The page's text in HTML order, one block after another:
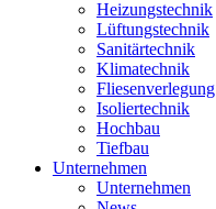
Heizungstechnik
Lüftungstechnik
Sanitärtechnik
Klimatechnik
Fliesenverlegung
Isoliertechnik
Hochbau
Tiefbau
Unternehmen
Unternehmen